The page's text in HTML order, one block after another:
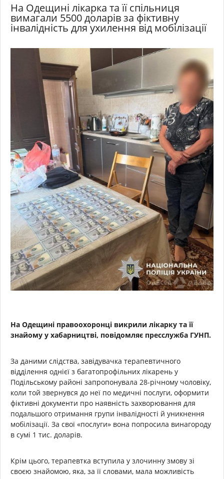
На Одещині лікарка та її спільниця
вимагали 5500 доларів за фіктивну
інвалідність для ухилення від мобілізації
На Одещині правоохоронці викрили лікарку та її
знайому у хабарництві, повідомляє пресслужба ГУНП.
За даними слідства, завідувачка терапевтичного
відділення однієї з багатопрофільних лікарень у
Подільському районі запропонувала 28-річному чоловіку,
коли той звернувся до неї по медичні послуги, оформити
фіктивні документи про наявність захворювання для
подальшого отримання групи інвалідності й уникнення
мобілізації. За свої «послуги» вона попросила винагороду
в сумі 1 тис. доларів.
Крім цього, терапевтка вступила у злочинну змову зі
своєю знайомою, яка, за її словами, мала можливість